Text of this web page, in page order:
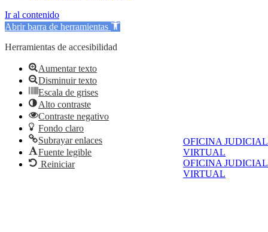
OFICINA JUDICIAL
VIRTUAL
OFICINA JUDICIAL
VIRTUAL
Ir al contenido
Abrir barra de herramientas
Herramientas de accesibilidad
Aumentar texto
Disminuir texto
Escala de grises
Alto contraste
Contraste negativo
Fondo claro
Subrayar enlaces
Fuente legible
Reiniciar